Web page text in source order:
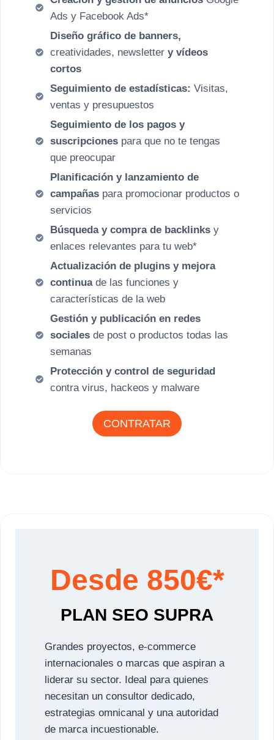
Ads y Facebook Ads*
Diseño gráfico de banners,
creatividades, newsletter y vídeos
cortos
Seguimiento de estadísticas: Visitas,
ventas y presupuestos
Seguimiento de los pagos y
suscripciones para que no te tengas
que preocupar
Planificación y lanzamiento de
campañas para promocionar productos o
servicios
Búsqueda y compra de backlinks y
enlaces relevantes para tu web*
Actualización de plugins y mejora
continuade las funciones y
características de la web
Gestión y publicación en redes
sociales de post o productos todas las
semanas
Protección y control de seguridad
contra virus, hackeos y malware
CONTRATAR
Desde 850€*
PLAN SEO SUPRA
Grandes proyectos, e-commerce
internacionales o marcas que aspiran a
liderar su sector. Ideal para quienes
necesitan un consultor dedicado,
estrategias omnicanal y una autoridad
de marca incuestionable.